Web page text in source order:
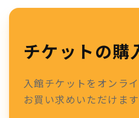
チケットの購
入館チケットをオンラ
お買い求めいただけます